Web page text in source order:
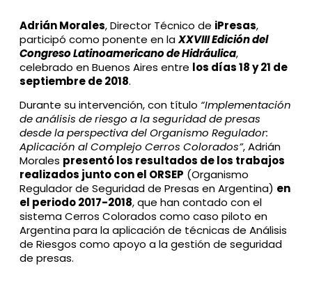
Adrián Morales, Director Técnico de iPresas,
participó como ponente en laXXVIII Edición del
Congreso Latinoamericano de Hidráulica,
celebrado en Buenos Aires entre los días 18 y 21 de
septiembre de 2018.
Durante su intervención, con título “Implementación
de análisis de riesgo a la seguridad de presas
desde la perspectiva del Organismo Regulador:
Aplicación al Complejo Cerros Colorados”, Adrián
Morales presentó los resultados de los trabajos
realizados junto con el ORSEP (Organismo
Regulador de Seguridad de Presas en Argentina) en
el periodo 2017-2018, que han contado con el
sistema Cerros Colorados como caso piloto en
Argentina para la aplicación de técnicas de Análisis
de Riesgos como apoyo a la gestión de seguridad
de presas.